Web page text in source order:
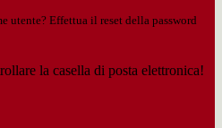
utente? Effettua il reset della password
la casella di posta elettronica!